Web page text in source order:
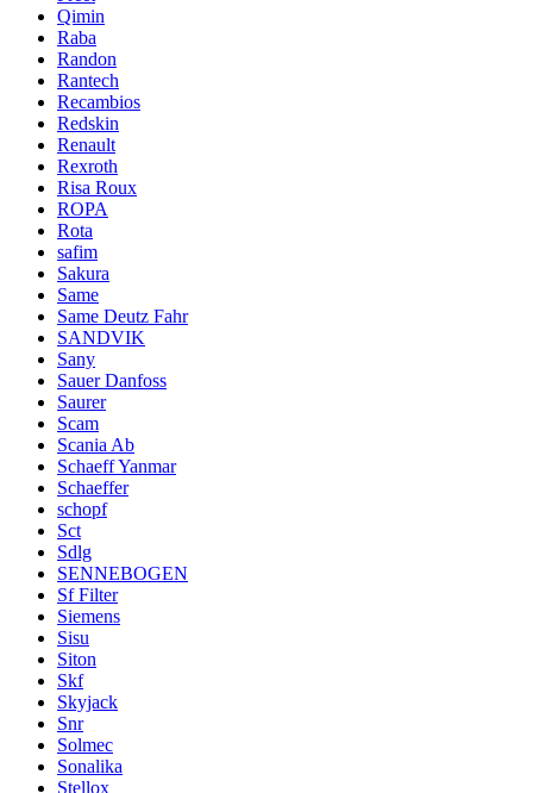
Qimin
Raba
Randon
Rantech
Recambios
Redskin
Renault
Rexroth
Risa Roux
ROPA
Rota
safim
Sakura
Same
Same Deutz Fahr
SANDVIK
Sany
Sauer Danfoss
Saurer
Scam
Scania Ab
Schaeff Yanmar
Schaeffer
schopf
Sct
Sdlg
SENNEBOGEN
Sf Filter
Siemens
Sisu
Siton
Skf
Skyjack
Snr
Solmec
Sonalika
Stellox